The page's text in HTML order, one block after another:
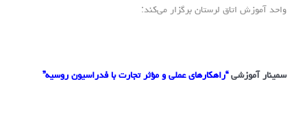
واحد آموزش اتاق لرستان برگزار می‌کند:
سمینار آموزشی“راهکارهای عملی و مؤثر تجارت با فدراسیون روسیه”